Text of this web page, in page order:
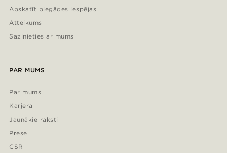
Apskatīt piegādes iespējas
Atteikums
Sazinieties ar mums
PAR MUMS
Par mums
Karjera
Jaunākie raksti
Prese
CSR